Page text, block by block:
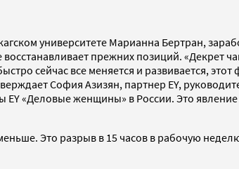
университете Марианна Бертран,
прежних позиций.
сейчас все меняется и развивается,
София Азизян, партнер EY,
«Деловые женщины» в России. Это
Это разрыв в 15 часов в рабочую